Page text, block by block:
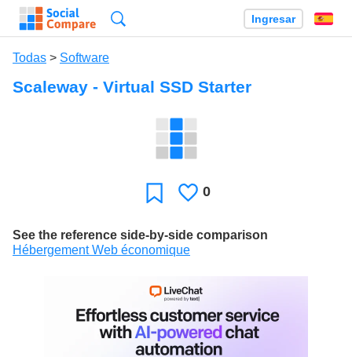
Ingresar
Todas > Software
Scaleway - Virtual SSD Starter
Favoritos
Le
0
See the reference side-by-side comparison
Hébergement Web économique